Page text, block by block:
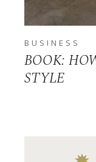
BUSINESS
BOOK:
STYLE